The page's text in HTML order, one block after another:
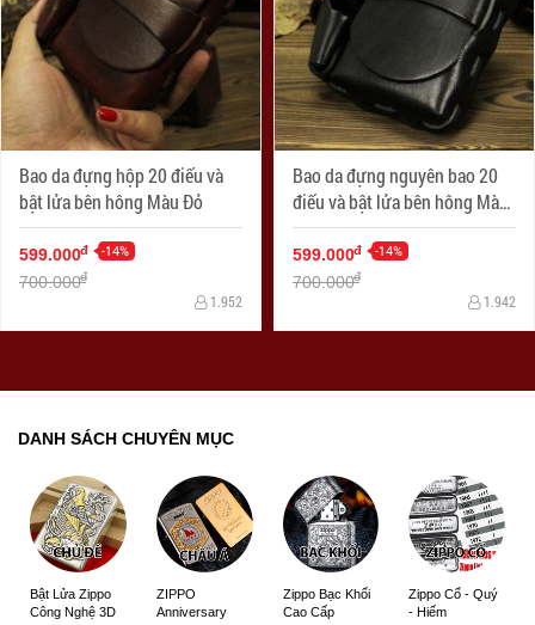
Bao da đựng hộp 20 điếu và
bật lửa bên hông Màu Đỏ
599.000đ -14%
700.000đ
1.952
Bao da đựng nguyên bao 20
điếu và bật lửa bên hông Màu
Đen
599.000đ -14%
700.000đ
1.942
DANH SÁCH CHUYÊN MỤC
Bật Lửa Zippo
Công Nghệ 3D
ZIPPO
Anniversary
Zippo Bạc Khối
Cao Cấp
Zippo Cổ - Quý
- Hiếm